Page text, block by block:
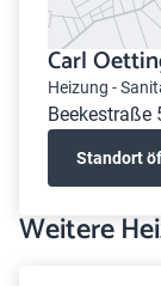
Carl
Heizung -
Beekestraße
Standort
Weitere